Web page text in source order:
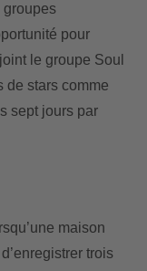
groupes
pour
le groupe Soul
de stars comme
sept jours par
maison
trois